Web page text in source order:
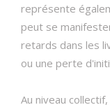
représente
peut se
retards dans les
ou une perte
Au niveau